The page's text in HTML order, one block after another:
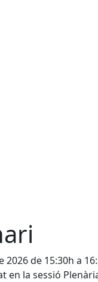
de 15:30h a
en la sessió